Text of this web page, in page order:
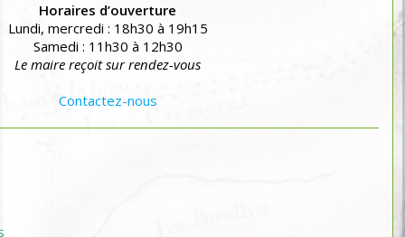
Horaires d’ouverture
Lundi, mercredi : 18h30 à 19h15
Samedi : 11h30 à 12h30
Le maire reçoit sur rendez-vous
Contactez-nous